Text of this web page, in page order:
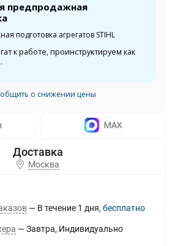
предпродажная
подготовка агрегатов STIHL
к работе, проинструктируем как
о снижении цены
MAX
Москва
В течение 1 дня Бесплатно
Завтра Индивидуально